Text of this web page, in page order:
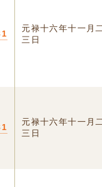
元禄十六年十一月
三日
元禄十六年十一月
三日